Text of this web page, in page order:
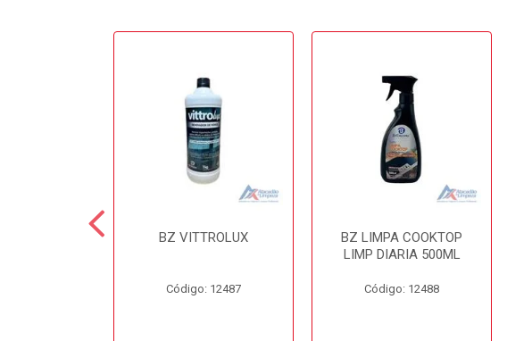
BZ VITTROLUX
Código: 12487
BZ LIMPA COOKTOP
LIMP DIARIA 500ML
Código: 12488